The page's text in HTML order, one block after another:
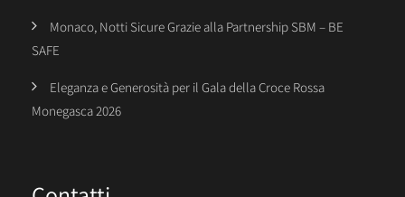
Monaco, Notti Sicure Grazie alla Partnership SBM – BE
SAFE
Eleganza e Generosità per il Gala della Croce Rossa
Monegasca 2026